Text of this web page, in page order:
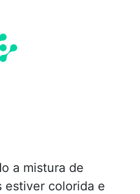
a mistura de
estiver colorida e